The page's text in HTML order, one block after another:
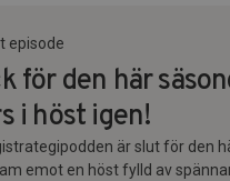
episode
för den här
i höst igen!
är slut för den
emot en höst fylld av